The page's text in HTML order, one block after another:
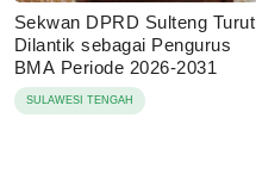
Sekwan DPRD Sulteng Turut
Dilantik sebagai Pengurus
BMA Periode 2026-2031
SULAWESI TENGAH